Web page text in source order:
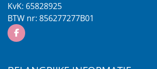
KvK: 65828925
BTW nr: 856277277B01